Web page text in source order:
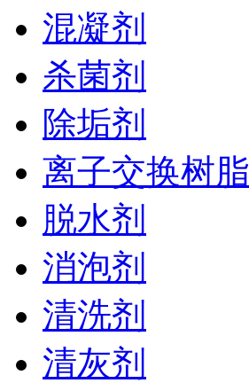
混凝剂
杀菌剂
除垢剂
离子交换树脂
脱水剂
消泡剂
清洗剂
清灰剂